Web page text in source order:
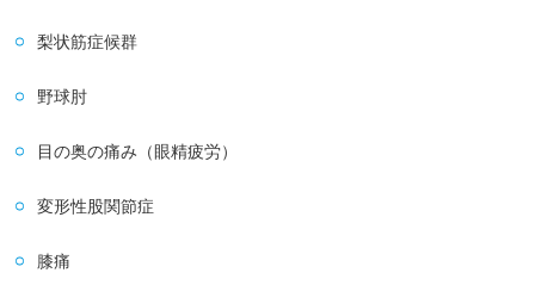
梨状筋症候群
野球肘
目の奥の痛み（眼精疲労）
変形性股関節症
膝痛